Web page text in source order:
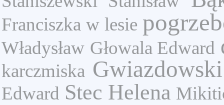
Franciszka w lesie
Władysław Głowala Edward
karczmiska Gwiazdowski
Edward Stec Helena